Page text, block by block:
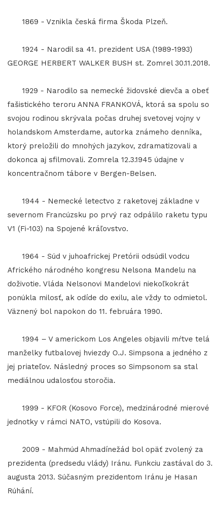
1869 - Vznikla česká firma Škoda Plzeň.
1924 - Narodil sa 41. prezident USA (1989-1993)
GEORGE HERBERT WALKER BUSH st. Zomrel 30.11.2018.
1929 - Narodilo sa nemecké židovské dievča a obeť
fašistického teroru ANNA FRANKOVÁ, ktorá sa spolu so
svojou rodinou skrývala počas druhej svetovej vojny v
holandskom Amsterdame, autorka známeho denníka,
ktorý preložili do mnohých jazykov, zdramatizovali a
dokonca aj sfilmovali. Zomrela 12.3.1945 údajne v
koncentračnom tábore v Bergen-Belsen.
1944 - Nemecké letectvo z raketovej základne v
severnom Francúzsku po prvý raz odpálilo raketu typu
V1 (Fi-103) na Spojené kráľovstvo.
1964 - Súd v juhoafrickej Pretórii odsúdil vodcu
Afrického národného kongresu Nelsona Mandelu na
doživotie. Vláda Nelsonovi Mandelovi niekoľkokrát
ponúkla milosť, ak odíde do exilu, ale vždy to odmietol.
Väznený bol napokon do 11. februára 1990.
1994 – V americkom Los Angeles objavili mŕtve telá
manželky futbalovej hviezdy O.J. Simpsona a jedného z
jej priateľov. Následný proces so Simpsonom sa stal
mediálnou udalosťou storočia.
1999 - KFOR (Kosovo Force), medzinárodné mierové
jednotky v rámci NATO, vstúpili do Kosova.
2009 - Mahmúd Ahmadínežád bol opäť zvolený za
prezidenta (predsedu vlády) Iránu. Funkciu zastával do 3.
augusta 2013. Súčasným prezidentom Iránu je Hasan
Rúhání.